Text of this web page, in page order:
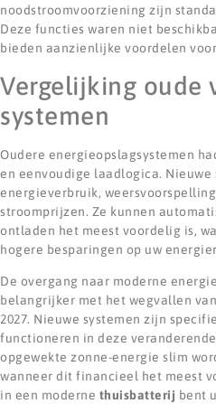
noodstroomvoorziening zijn
Deze functies waren niet
bieden aanzienlijke voordelen
Vergelijking oude
systemen
Oudere energieopslagsystemen
en eenvoudige laadlogica.
energieverbruik,
stroomprijzen. Ze kunnen
ontladen het meest voordelig is,
hogere besparingen op uw
De overgang naar moderne
belangrijker met het wegvallen
2027. Nieuwe systemen zijn
functioneren in deze
opgewekte zonne-energie slim
wanneer dit financieel het meest
in een moderne thuisbatterij bent